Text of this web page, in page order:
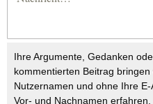
Ihre Argumente, Gedanken
kommentierten Beitrag
Nutzernamen und ohne Ihre
Vor- und Nachnamen erfahren.